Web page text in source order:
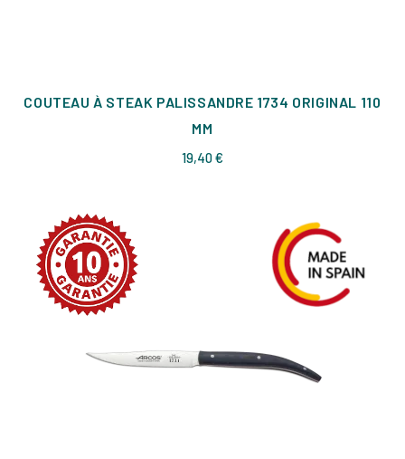
COUTEAU À STEAK PALISSANDRE 1734 ORIGINAL 110
MM
19,40 €